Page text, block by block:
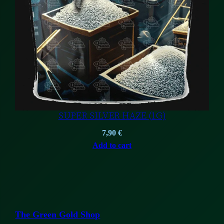
SUPER SILVER HAZE (1G)
7,90 €
Add to cart
The Green Gold Shop